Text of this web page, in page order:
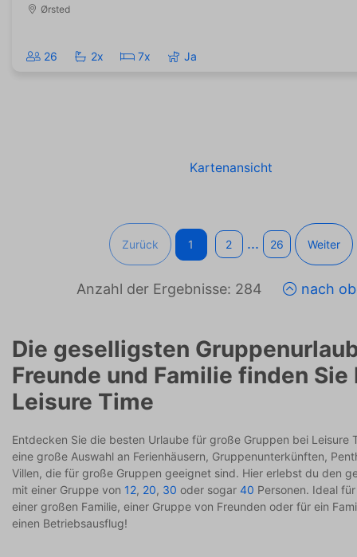
Ørsted
26 2x 7x Ja
Zurück 1 2 ... 26 Weiter
Anzahl der Ergebnisse: 284 nach
Die geselligsten
Freunde und Familie finden Sie
Leisure Time
Entdecken Sie die besten Urlaube für große Gruppen bei Leisure
eine große Auswahl an Ferienhäusern, Gruppenunterkünften,
Villen, die für große Gruppen geeignet sind. Hier erlebst du den
mit einer Gruppe von 12, 20, 30 oder sogar 40 Personen. Ideal
einer großen Familie, einer Gruppe von Freunden oder für ein
einen Betriebsausflug!
Kartenansicht